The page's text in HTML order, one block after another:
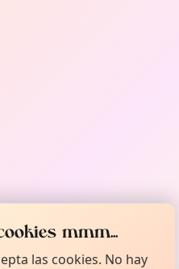
mmm...
las cookies. No hay